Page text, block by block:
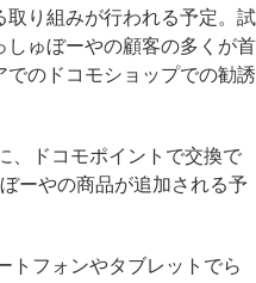
り組みが行われる予定。試
ゅぼーやの顧客の多くが首
のドコモショップでの勧誘
ドコモポイントで交換で
ーやの商品が追加される予
フォンやタブレットでら